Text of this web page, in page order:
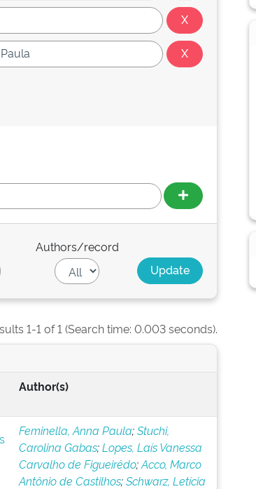
Authors/record
1-1 of 1 (Search time: 0.003 seconds).
Author(s)
Feminella, Anna Paula;Stuchi,
Carolina Gabas;Lopes, Laís Vanessa
Carvalho de Figueirêdo;Acco, Marco
Antônio de Castilhos;Schwarz, Letícia